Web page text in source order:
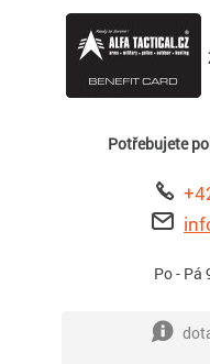
Potřebujete
Po - Pá